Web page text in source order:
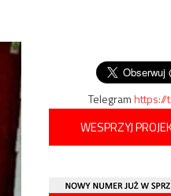
Telegramhttps://
WESPRZYJ